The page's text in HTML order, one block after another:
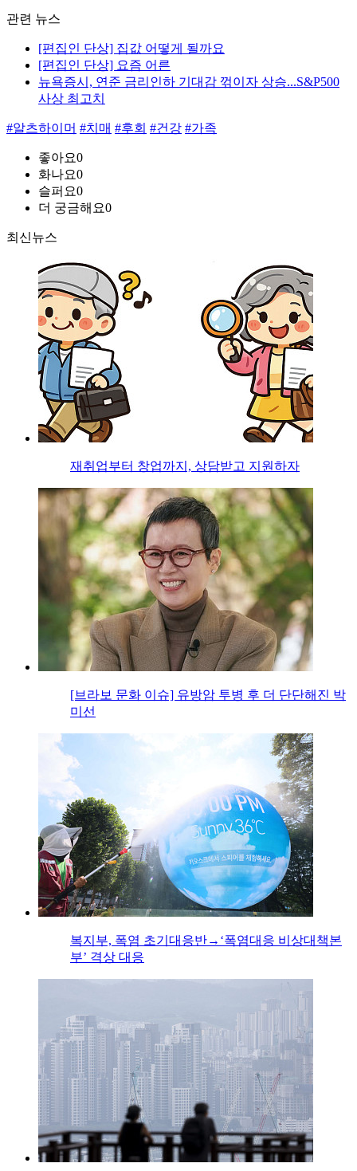
관련 뉴스
[편집인 단상] 집값 어떻게 될까요
[편집인 단상] 요즘 어른
뉴욕증시, 연준 금리인하 기대감 꺾이자 상승...S&P500
사상 최고치
#알츠하이머 #치매 #후회 #건강 #가족
좋아요0
화나요0
슬퍼요0
더 궁금해요0
최신뉴스
재취업부터 창업까지, 상담받고 지원하자
[브라보 문화 이슈] 유방암 투병 후 더 단단해진 박
미선
복지부, 폭염 초기대응반→‘폭염대응 비상대책본
부’ 격상 대응